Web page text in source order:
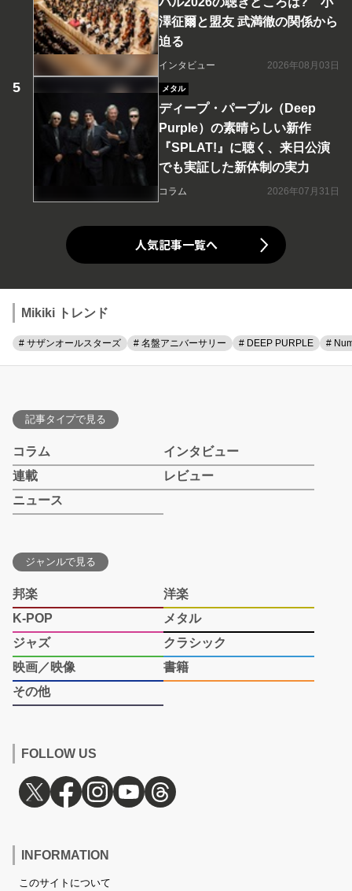
澤征爾と盟友 武満徹の関係から
迫る
インタビュー 2026年08月03日
メタル
ディープ・パープル（Deep
Purple）の素晴らしい新作
『SPLAT!』に聴く、来日公演
でも実証した新体制の実力
コラム 2026年07月31日
人気記事一覧へ
Mikiki トレンド
# サザンオールスターズ # 名盤アニバーサリー # DEEP PURPLE #
記事タイプで見る
コラム
インタビュー
連載
レビュー
ニュース
ジャンルで見る
邦楽
洋楽
K-POP
メタル
ジャズ
クラシック
映画／映像
書籍
その他
FOLLOW US
INFORMATION
このサイトについて